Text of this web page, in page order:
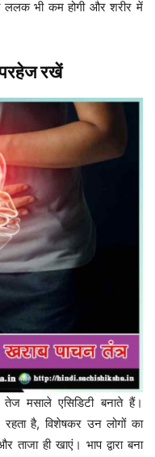
भी कम होगी और शरीर में
रखें
मसाले एसिडिटी बनाते हैं।
है, विशेषकर उन लोगों का
ही खाएं। भाप द्वारा बना